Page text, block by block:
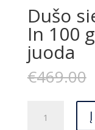
Dušo
In 100
juoda
€469.00
kiekis: